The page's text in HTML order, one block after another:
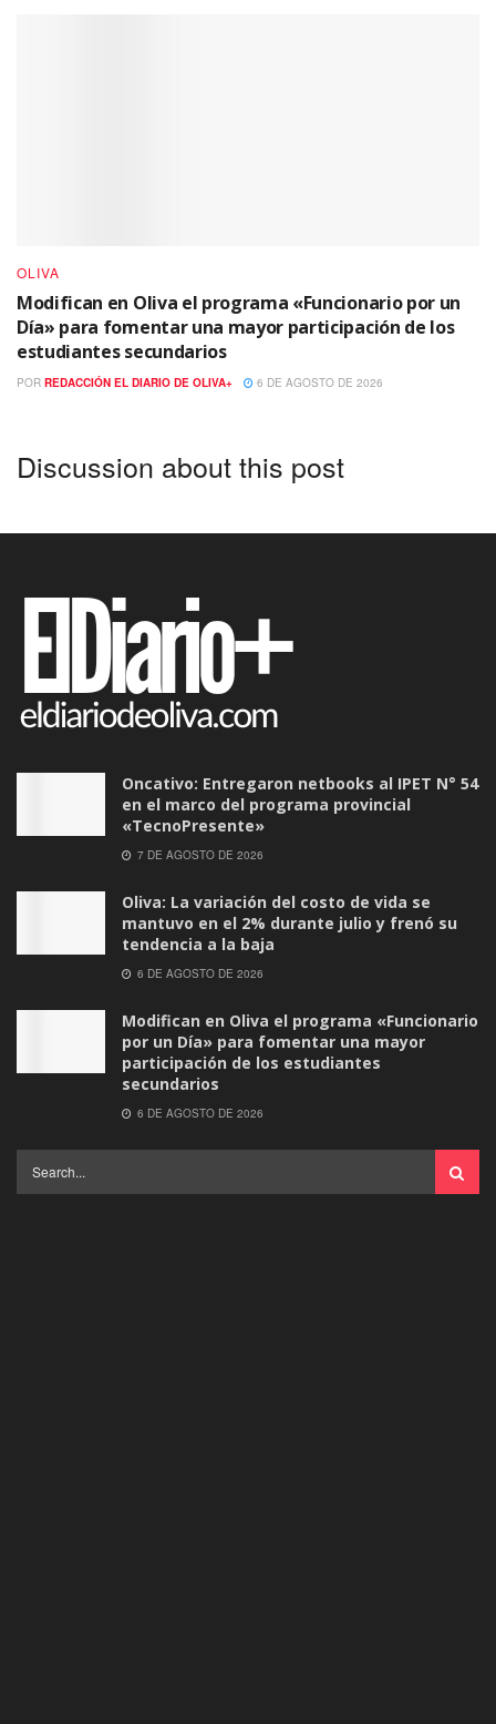
OLIVA
Modifican en Oliva el programa «Funcionario por un
Día» para fomentar una mayor participación de los
estudiantes secundarios
POR REDACCIÓN EL DIARIO DE OLIVA+ 6 DE AGOSTO DE 2026
Discussion about this post
Oncativo: Entregaron netbooks al IPET N° 54
en el marco del programa provincial
«TecnoPresente»
7 DE AGOSTO DE 2026
Oliva: La variación del costo de vida se
mantuvo en el 2% durante julio y frenó su
tendencia a la baja
6 DE AGOSTO DE 2026
Modifican en Oliva el programa «Funcionario
por un Día» para fomentar una mayor
participación de los estudiantes
secundarios
6 DE AGOSTO DE 2026